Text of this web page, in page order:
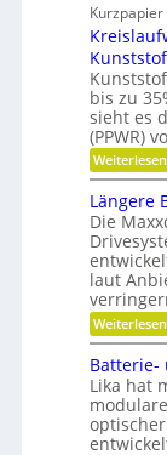
n
ri
Kurzpapier
bis zu
sieht es
(PPWR)
Weiterlesen:
w
c
Längere
Die
laut
Weiterlesen:
e
Batterie-
Lika hat